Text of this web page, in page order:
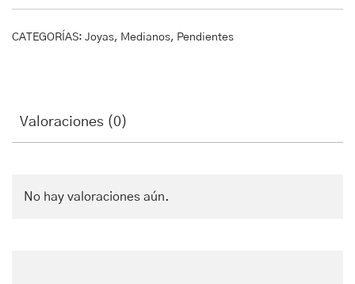
CATEGORÍAS: Joyas, Medianos, Pendientes
Valoraciones (0)
No hay valoraciones aún.